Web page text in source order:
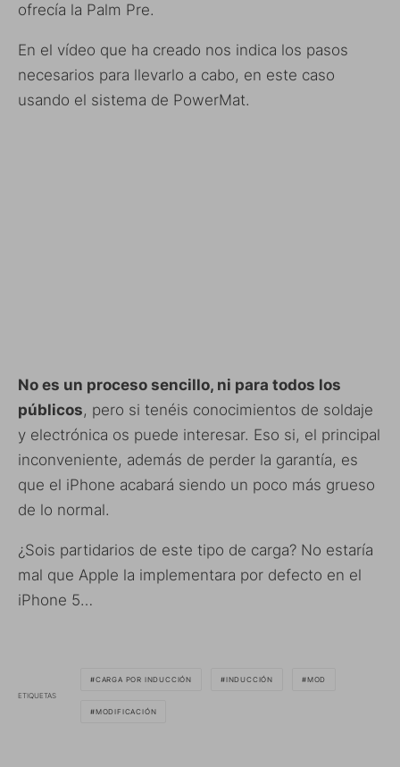
ofrecía la Palm Pre.
En el vídeo que ha creado nos indica los pasos
necesarios para llevarlo a cabo, en este caso
usando el sistema de PowerMat.
No es un proceso sencillo, ni para todos los
públicos, pero si tenéis conocimientos de soldaje
y electrónica os puede interesar. Eso si, el principal
inconveniente, además de perder la garantía, es
que el iPhone acabará siendo un poco más grueso
de lo normal.
¿Sois partidarios de este tipo de carga? No estaría
mal que Apple la implementara por defecto en el
iPhone 5…
ETIQUETAS
CARGA POR INDUCCIÓN INDUCCIÓN MOD
MODIFICACIÓN